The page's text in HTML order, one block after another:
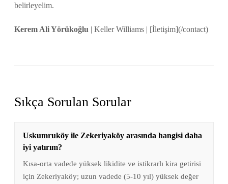
belirleyelim.
Kerem Ali Yörükoğlu | Keller Williams | [İletişim](/contact)
Sıkça Sorulan Sorular
Uskumruköy ile Zekeriyaköy arasında hangisi daha
iyi yatırım?
Kısa-orta vadede yüksek likidite ve istikrarlı kira getirisi
için Zekeriyaköy; uzun vadede (5-10 yıl) yüksek değer